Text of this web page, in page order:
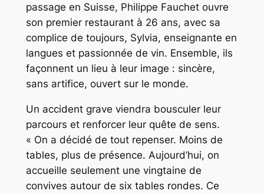
passage en Suisse, Philippe Fauchet ouvre
son premier restaurant à 26 ans, avec sa
complice de toujours, Sylvia, enseignante en
langues et passionnée de vin. Ensemble, ils
façonnent un lieu à leur image : sincère,
sans artifice, ouvert sur le monde.
Un accident grave viendra bousculer leur
parcours et renforcer leur quête de sens.
« On a décidé de tout repenser. Moins de
tables, plus de présence. Aujourd’hui, on
accueille seulement une vingtaine de
convives autour de six tables rondes. Ce